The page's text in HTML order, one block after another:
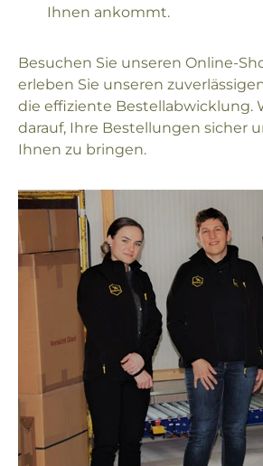
Ihnen ankommt.
Besuchen Sie unseren Online-
erleben Sie unseren
die effiziente Bestellabwicklung.
darauf, Ihre Bestellungen sicher
Ihnen zu bringen.